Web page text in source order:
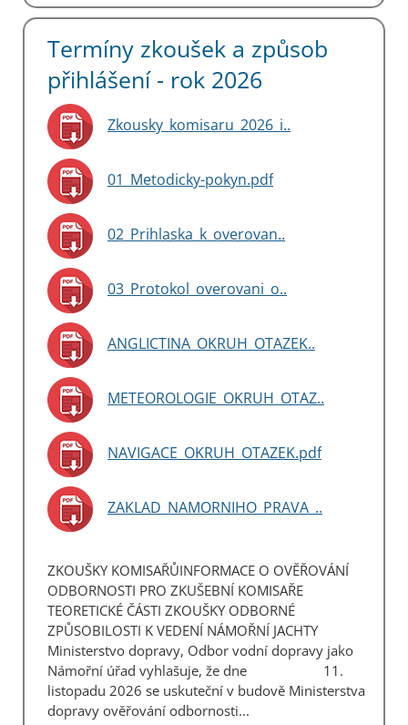
Termíny zkoušek a způsob
přihlášení - rok 2026
Zkousky_komisaru_2026_i..
01_Metodicky-pokyn.pdf
02_Prihlaska_k_overovan..
03_Protokol_overovani_o..
ANGLICTINA_OKRUH_OTAZEK..
METEOROLOGIE_OKRUH_OTAZ..
NAVIGACE_OKRUH_OTAZEK.pdf
ZAKLAD_NAMORNIHO_PRAVA_..
ZKOUŠKY KOMISAŘŮINFORMACE O OVĚŘOVÁNÍ
ODBORNOSTI PRO ZKUŠEBNÍ KOMISAŘE
TEORETICKÉ ČÁSTI ZKOUŠKY ODBORNÉ
ZPŮSOBILOSTI K VEDENÍ NÁMOŘNÍ JACHTY
Ministerstvo dopravy, Odbor vodní dopravy jako
Námořní úřad vyhlašuje, že dne 11.
listopadu 2026 se uskuteční v budově Ministerstva
dopravy ověřování odbornosti...